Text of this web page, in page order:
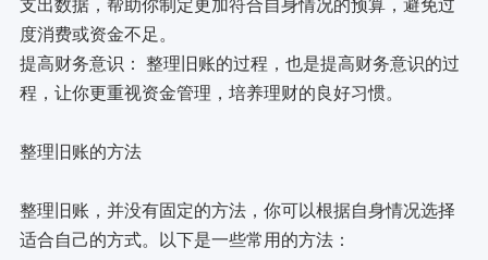
度消费或资金不足。
提高财务意识： 整理旧账的过程，也是提高财务意识的过
程，让你更重视资金管理，培养理财的良好习惯。
整理旧账的方法
整理旧账，并没有固定的方法，你可以根据自身情况选择
适合自己的方式。以下是一些常用的方法：